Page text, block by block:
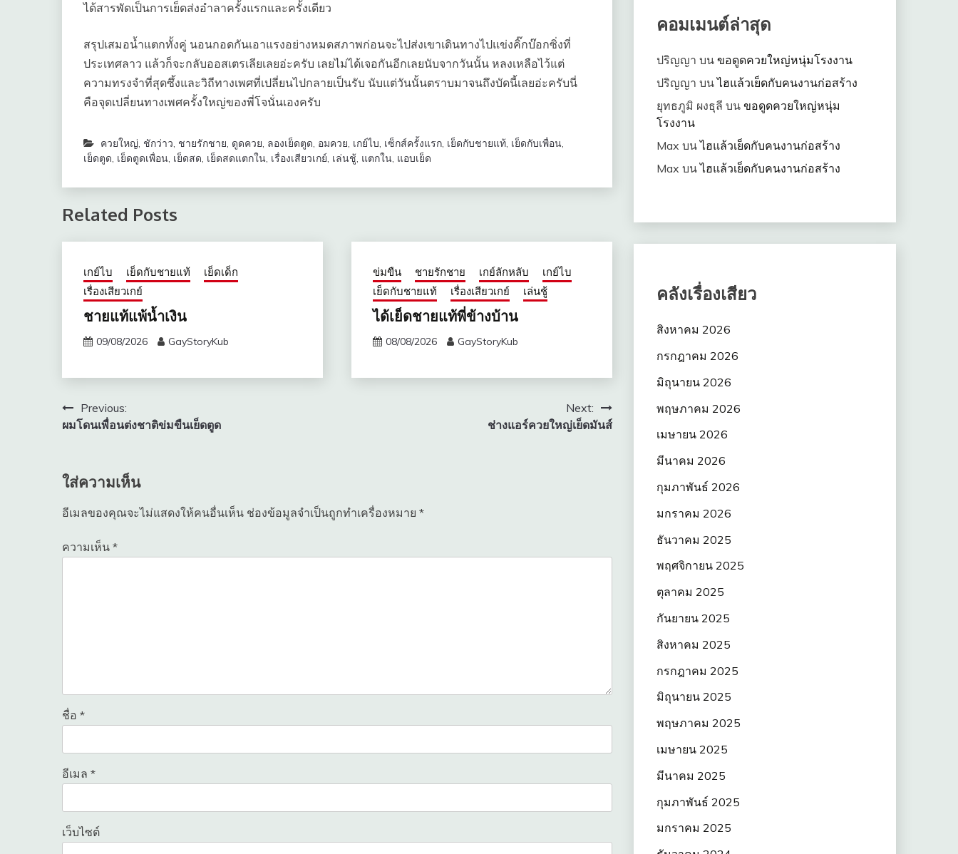
ได้สารพัดเป็นการเย็ดส่งอำลาครั้งแรกและครั้งเดียว
สรุปเสมอน้ำแตกทั้งคู่ นอนกอดกันเอาแรงอย่างหมดสภาพก่อนจะไปส่งเขาเดินทางไปแข่งคิ๊กบ๊อกซิ่งที่
ประเทศลาว แล้วก็จะกลับออสเตรเลียเลยอ่ะครับ เลยไม่ได้เจอกันอีกเลยนับจากวันนั้น หลงเหลือไว้แต่
ความทรงจำที่สุดซึ้งและวิถีทางเพศที่เปลี่ยนไปกลายเป็นรับ นับแต่วันนั้นตราบมาจนถึงบัดนี้เลยอ่ะครับนี่
คือจุดเปลี่ยนทางเพศครั้งใหญ่ของพี่โจนั่นเองครับ
ควยใหญ่, ชักว่าว, ชายรักชาย, ดูดควย, ลองเย็ดตูด, อมควย, เกย์ไบ, เซ็กส์ครั้งแรก, เย็ดกับชายแท้, เย็ดกับเพื่อน,
เย็ดตูด, เย็ดตูดเพื่อน, เย็ดสด, เย็ดสดแตกใน, เรื่องเสียวเกย์, เล่นชู้, แตกใน, แอบเย็ด
Related Posts
เกย์ไบ เย็ดกับชายแท้
เย็ดเด็ก
เรื่องเสียวเกย์
ชายแท้แพ้น้ำเงิน
09/08/2026 GayStoryKub
ข่มขืน ชายรักชาย เกย์ลักหลับ
เกย์ไบ
เย็ดกับชายแท้
เรื่องเสียวเกย์ เล่นชู้
ได้เย็ดชายแท้พี่ข้างบ้าน
08/08/2026 GayStoryKub
แนะแนว
เรื่อง
Previous:
ผมโดนเพื่อนต่งชาติข่มขืนเย็ดตูด
Next:
ช่างแอร์ควยใหญ่เย็ดมันส์
ใส่ความเห็น
อีเมลของคุณจะไม่แสดงให้คนอื่นเห็น ช่องข้อมูลจำเป็นถูกทำเครื่องหมาย *
ความเห็น *
ชื่อ *
อีเมล *
เว็บไซต์
คอมเมนต์ล่าสุด
ปริญญา บน ขอดูดควยใหญ่หนุ่มโรงงาน
ปริญญา บนไฮแล้วเย็ดกับคนงานก่อสร้าง
ยุทธภูมิ ผงธุลี บน ขอดูดควยใหญ่หนุ่ม
โรงงาน
Max บนไฮแล้วเย็ดกับคนงานก่อสร้าง
Max บนไฮแล้วเย็ดกับคนงานก่อสร้าง
คลังเรื่องเสียว
สิงหาคม 2026
กรกฎาคม 2026
มิถุนายน 2026
พฤษภาคม 2026
เมษายน 2026
มีนาคม 2026
กุมภาพันธ์ 2026
มกราคม 2026
ธันวาคม 2025
พฤศจิกายน 2025
ตุลาคม 2025
กันยายน 2025
สิงหาคม 2025
กรกฎาคม 2025
มิถุนายน 2025
พฤษภาคม 2025
เมษายน 2025
มีนาคม 2025
กุมภาพันธ์ 2025
มกราคม 2025